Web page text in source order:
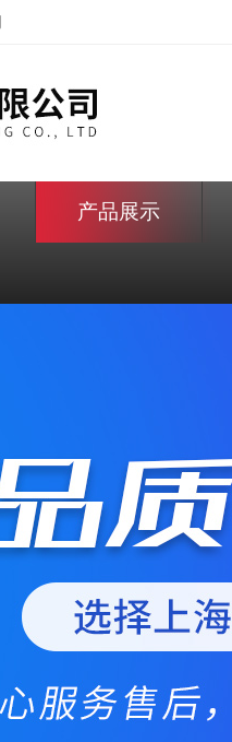
产品展示